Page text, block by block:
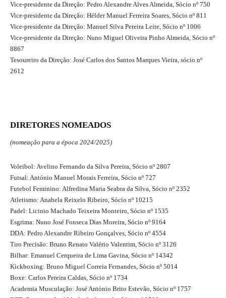
Vice-presidente da Direção: Pedro Alexandre Alves Almeida, Sócio nº 750
Vice-presidente da Direção: Hélder Manuel Ferreira Soares, Sócio nº 811
Vice-presidente da Direção: Manuel Silva Pereira Leite, Sócio nº 1006
Vice-presidente da Direção: Nuno Miguel Oliveira Pinho Almeida, Sócio nº
8867
Tesoureiro da Direção: José Carlos dos Santos Marques Vieira, sócio nº
2612
DIRETORES NOMEADOS
(nomeação para a época 2024/2025)
Voleibol: Avelino Fernando da Silva Pereira, Sócio nº 2807
Futsal: António Manuel Morais Ferreira, Sócio nº 727
Futebol Feminino: Alfredina Maria Seabra da Silva, Sócio nº 2352
Atletismo: Anabela Reixelo Ribeiro, Sócio nº 10215
Padel: Licinio Machado Teixeira Monteiro, Sócio nº 1535
Esgrima: Nuno José Fonseca Dias Moreira, Sócio nº 9164
DDA: Pedro Alexandre Ribeiro Gonçalves, Sócio nº 4554
Tiro Precisão: Bruno Renato Valério Valentim, Sócio nº 3126
Bilhar: Emanuel Cerqueira de Lima Gavina, Sócio nº 14342
Kickboxing: Bruno Miguel Correia Fernandes, Sócio nº 5014
Boxe: Carlos Pereira Caldas, Sócio nº 1734
Academia Musculação: José António Brito Estevão, Sócio nº 1757